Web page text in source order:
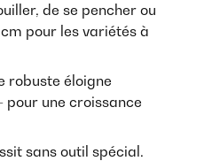
de se pencher ou
pour les variétés à
robuste éloigne
une croissance
sans outil spécial.